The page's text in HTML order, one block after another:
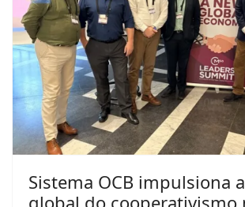
Sistema OCB impulsiona
global do cooperativismo